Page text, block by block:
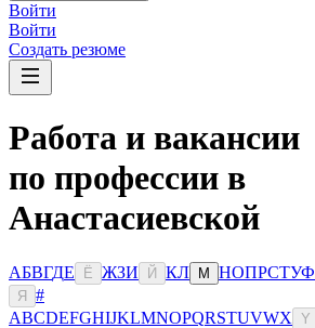
Войти
Войти
Создать резюме
Работа и вакансии
по профессии в
Анастасиевской
АБВГДЕ Ё ЖЗИ Й КЛ М НОПРСТУФ
Я
#
ABCDEFGHIJKLMNOPQRSTUVWX Y